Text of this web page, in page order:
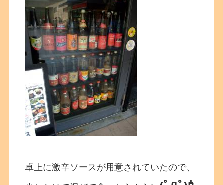
卓上に激辛ソースが用意されていたので、